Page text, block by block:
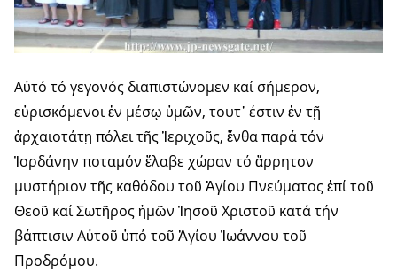
Αὐτό τό γεγονός διαπιστώνομεν καί σήμερον,
εὑρισκόμενοι ἐν μέσῳ ὑμῶν, τουτ᾽ έστιν ἐν τῇ
ἀρχαιοτάτῃ πόλει τῆς Ἱεριχοῦς, ἔνθα παρά τόν
Ἰορδάνην ποταμόν ἔλαβε χώραν τό ἄρρητον
μυστήριον τῆς καθόδου τοῦ Ἁγίου Πνεύματος ἐπί τοῦ
Θεοῦ καί Σωτῆρος ἡμῶν Ἰησοῦ Χριστοῦ κατά τήν
βάπτισιν Αὐτοῦ ὑπό τοῦ Ἁγίου Ἰωάννου τοῦ
Προδρόμου.